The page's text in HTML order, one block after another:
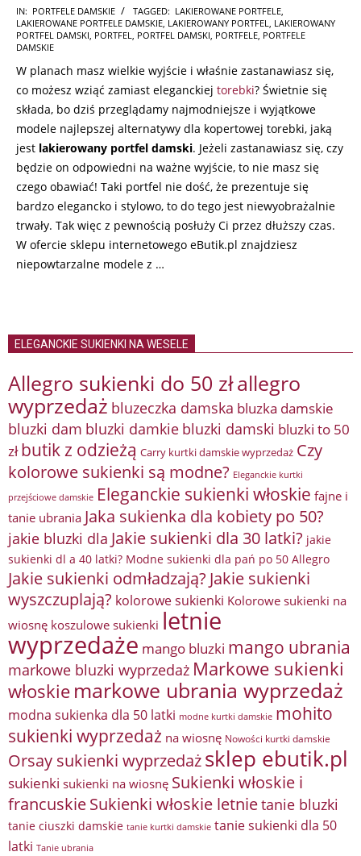
2025-
06-
05
IN: PORTFELE DAMSKIE TAGGED: LAKIEROWANE PORTFELE,
LAKIEROWANE PORTFELE DAMSKIE, LAKIEROWANY PORTFEL, LAKIEROWANY
PORTFEL DAMSKI, PORTFEL, PORTFEL DAMSKI, PORTFELE, PORTFELE
DAMSKIE
W planach masz wielkie wyjście i właśnie zastanawiasz się,
co możesz wziąć zamiast eleganckiej torebki? Świetnie się
składa, bo dziś przeglądamy najmodniejsze i wyjątkowe
modele najlepszej alternatywy dla kopertowej torebki, jaką
jest lakierowany portfel damski. Jeżeli zastanawiasz się, czy
będzie on odpowiedni na ważne wyjście, to nie masz się
czego obawiać! Taki portfel nie dość, że prezentuje się
bardzo elegancko i stylowo, to do tego jest niewyobrażalnie
trwały. Tak więc z pewnością posłuży Ci przez dłuższy czas.
W ofercie sklepu internetowego eButik.pl znajdziesz
niepowtarzalne modele z …
ELEGANCKIE SUKIENKI NA WESELE
Allegro sukienki do 50 złallegro
wyprzedaż bluzeczka damska bluzka damskie
bluzki dam bluzki damkie bluzki damski bluzki to 50
zł butik z odzieżą Carry kurtki damskie wyprzedaż Czy
kolorowe sukienki są modne? Eleganckie kurtki
przejściowe damskie Eleganckie sukienki włoskie fajne i
tanie ubrania Jaka sukienka dla kobiety po 50?
jakie bluzki dla Jakie sukienki dla 30 latki? jakie
sukienki dl a 40 latki? Modne sukienki dla pań po 50 Allegro
Jakie sukienki odmładzają? Jakie sukienki
wyszczuplają? kolorowe sukienki Kolorowe sukienki na
wiosnę koszulowe sukienki letnie
wyprzedaże mango bluzki mango ubrania
markowe bluzki wyprzedaż Markowe sukienki
włoskie markowe ubrania wyprzedaż
modna sukienka dla 50 latki modne kurtki damskie mohito
sukienki wyprzedaż na wiosnę Nowości kurtki damskie
Orsay sukienki wyprzedażsklep ebutik.pl
sukienki sukienki na wiosnę Sukienki włoskie i
francuskieSukienki włoskie letnietanie bluzki
tanie ciuszki damskie tanie kurtki damskie tanie sukienki dla 50
latki Tanie ubrania